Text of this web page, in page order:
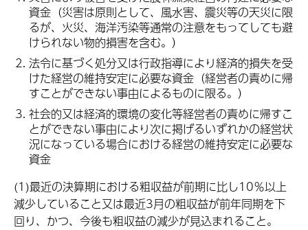
資金（災害は原則として、風水害、震災等の天災に限
るが、火災、海洋汚染等通常の注意をもってしても避
けられない物的損害を含む。）
法令に基づく処分又は行政指導により経済的損失を受
けた経営の維持安定に必要な資金（経営者の責めに帰
すことができない事由によるものに限る。）
社会的又は経済的環境の変化等経営者の責めに帰すこ
とができない事由により次に掲げるいずれかの経営状
況になっている場合における経営の維持安定に必要な
資金
(1)最近の決算期における粗収益が前期に比し10％以上
減少していること又は最近3月の粗収益が前年同期を下
回り、かつ、今後も粗収益の減少が見込まれること。